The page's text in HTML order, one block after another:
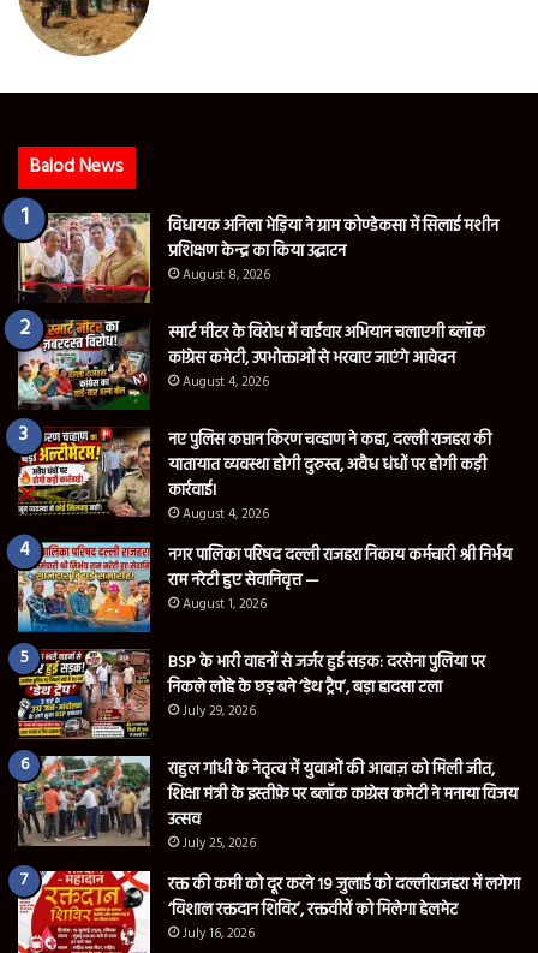
Balod News
विधायक अनिला भेड़िया ने ग्राम कोण्डेकसा में सिलाई मशीन
प्रशिक्षण केन्द्र का किया उद्घाटन
August 8, 2026
स्मार्ट मीटर के विरोध में वार्डवार अभियान चलाएगी ब्लॉक
कांग्रेस कमेटी, उपभोक्ताओं से भरवाए जाएंगे आवेदन
August 4, 2026
नए पुलिस कप्तान किरण चव्हाण ने कहा, दल्ली राजहरा की
यातायात व्यवस्था होगी दुरुस्त, अवैध धंधों पर होगी कड़ी
कार्रवाई।
August 4, 2026
नगर पालिका परिषद दल्ली राजहरा निकाय कर्मचारी श्री निर्भय
राम नरेटी हुए सेवानिवृत्त —
August 1, 2026
BSP के भारी वाहनों से जर्जर हुई सड़क: दरसेना पुलिया पर
निकले लोहे के छड़ बने ‘डेथ ट्रैप’, बड़ा हादसा टला
July 29, 2026
राहुल गांधी के नेतृत्व में युवाओं की आवाज़ को मिली जीत,
शिक्षा मंत्री के इस्तीफ़े पर ब्लॉक कांग्रेस कमेटी ने मनाया विजय
उत्सव
July 25, 2026
रक्त की कमी को दूर करने 19 जुलाई को दल्लीराजहरा में लगेगा
‘विशाल रक्तदान शिविर’, रक्तवीरों को मिलेगा हेलमेट
July 16, 2026